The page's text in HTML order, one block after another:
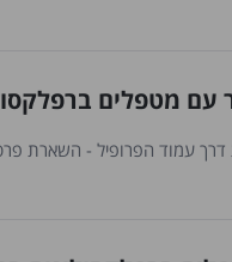
עם מטפלים
דרך עמוד הפרופיל - השארת